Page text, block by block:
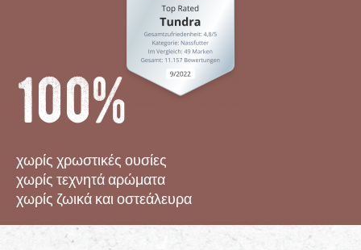
100%
χωρίς χρωστικές ουσίες
χωρίς τεχνητά αρώματα
χωρίς ζωικά και οστεάλευρα